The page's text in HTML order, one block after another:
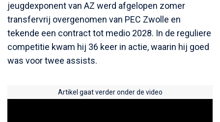
jeugdexponent van AZ werd afgelopen zomer
transfervrij overgenomen van PEC Zwolle en
tekende een contract tot medio 2028. In de reguliere
competitie kwam hij 36 keer in actie, waarin hij goed
was voor twee assists.
Artikel gaat verder onder de video